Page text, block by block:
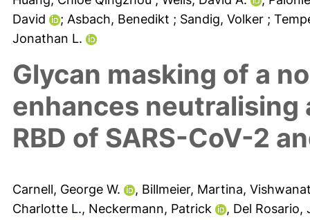
David
; Asbach, Benedikt ; Sandig, Volker ;
Jonathan L.
Glycan masking of a
enhances
RBD of SARS-CoV-2
Carnell, George W. , Billmeier, Martina,
Charlotte L., Neckermann, Patrick , Del Rosario,